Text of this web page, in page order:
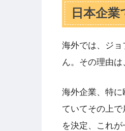
日本企
海外では、ジ
ん。その理由は
海外企業、特
ていてその上
を決定、これが